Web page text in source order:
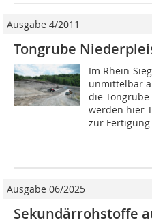
Ausgabe 4/2011
Tongrube
Im Rhein-
unmittelbar
die
werden hier
zur
Ausgabe 06/2025
Sekundärrohstoffe